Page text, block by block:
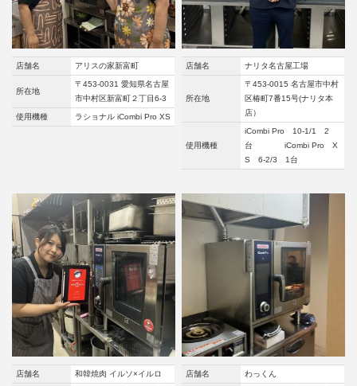
店舗名 アリスの家新富町
所在地
〒453-0031 愛知県名古屋
市中村区新富町２丁目6-3
使用機種 ラショナル iCombi Pro XS
店舗名 ナリタ名古屋工場
所在地
〒453-0015 名古屋市中村
区椿町7番15号(ナリタ本
店）
使用機種
iCombi Pro 10-1/1 2
台 iCombi Pro X
S 6-2/3 1台
店舗名 和韓焼肉 イルソ×イルロ 店舗名 わっくん